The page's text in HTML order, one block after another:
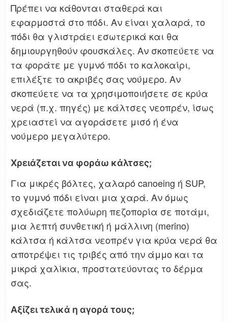
Πρέπει να κάθονται σταθερά και
εφαρμοστά στο πόδι. Αν είναι χαλαρά, το
πόδι θα γλιστράει εσωτερικά και θα
δημιουργηθούν φουσκάλες. Αν σκοπεύετε να
τα φοράτε με γυμνό πόδι το καλοκαίρι,
επιλέξτε το ακριβές σας νούμερο. Αν
σκοπεύετε να τα χρησιμοποιήσετε σε κρύα
νερά (π.χ. πηγές) με κάλτσες νεοπρέν, ίσως
χρειαστεί να αγοράσετε μισό ή ένα
νούμερο μεγαλύτερο.
Χρειάζεται να φοράω κάλτσες;
Για μικρές βόλτες, χαλαρό canoeing ή SUP,
το γυμνό πόδι είναι μια χαρά. Αν όμως
σχεδιάζετε πολύωρη πεζοπορία σε ποτάμι,
μια λεπτή συνθετική ή μάλλινη (merino)
κάλτσα ή κάλτσα νεοπρέν για κρύα νερά θα
αποτρέψει τις τριβές από την άμμο και τα
μικρά χαλίκια, προστατεύοντας το δέρμα
σας.
Αξίζει τελικά η αγορά τους;